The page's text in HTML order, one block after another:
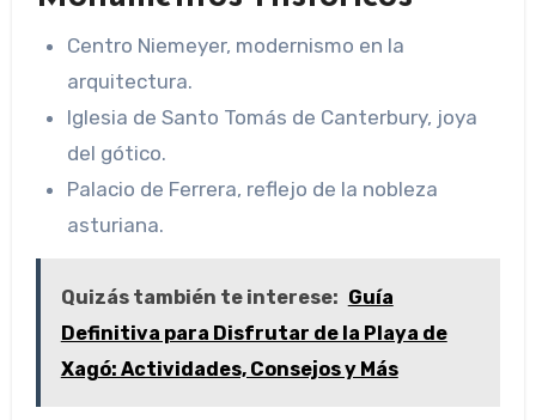
Centro Niemeyer, modernismo en la
arquitectura.
Iglesia de Santo Tomás de Canterbury, joya
del gótico.
Palacio de Ferrera, reflejo de la nobleza
asturiana.
Quizás también te interese: Guía
Definitiva para Disfrutar de la Playa de
Xagó: Actividades, Consejos y Más